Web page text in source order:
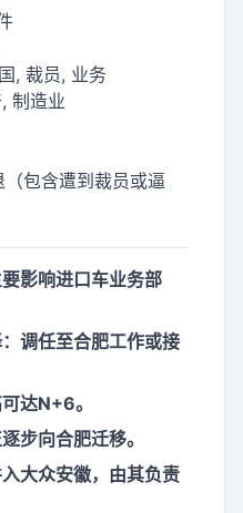
, 裁员, 业务
制造业
包含遭到裁员或逼
影响进口车业务部
调任至合肥工作或接
达N+6。
步向合肥迁移。
大众安徽，由其负责